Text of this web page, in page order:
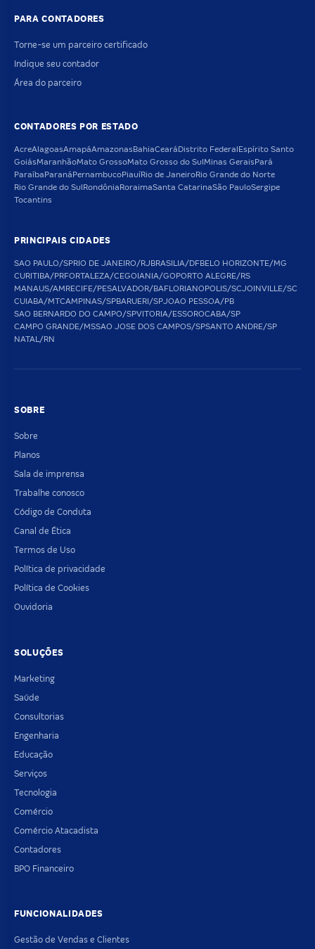
PARA CONTADORES
Torne-se um parceiro certificado
Indique seu contador
Área do parceiro
CONTADORES POR ESTADO
AcreAlagoasAmapáAmazonasBahiaCearáDistrito FederalEspírito Santo
GoiásMaranhãoMato GrossoMato Grosso do SulMinas GeraisPará
ParaíbaParanáPernambucoPiauíRio de JaneiroRio Grande do Norte
Rio Grande do SulRondôniaRoraimaSanta CatarinaSão PauloSergipe
Tocantins
PRINCIPAIS CIDADES
SAO PAULO/SPRIO DE JANEIRO/RJ BRASILIA/DFBELO HORIZONTE/MG
CURITIBA/PRFORTALEZA/CEGOIANIA/GO PORTO ALEGRE/RS
MANAUS/AM RECIFE/PESALVADOR/BAFLORIANOPOLIS/SCJOINVILLE/SC
CUIABA/MTCAMPINAS/SPBARUERI/SPJOAO PESSOA/PB
SAO BERNARDO DO CAMPO/SPVITORIA/ESSOROCABA/SP
CAMPO GRANDE/MSSAO JOSE DOS CAMPOS/SPSANTO ANDRE/SP
NATAL/RN
SOBRE
Sobre
Planos
Sala de imprensa
Trabalhe conosco
Código de Conduta
Canal de Ética
Termos de Uso
Política de privacidade
Política de Cookies
Ouvidoria
SOLUÇÕES
Marketing
Saúde
Consultorias
Engenharia
Educação
Serviços
Tecnologia
Comércio
Comércio Atacadista
Contadores
BPO Financeiro
FUNCIONALIDADES
Gestão de Vendas e Clientes